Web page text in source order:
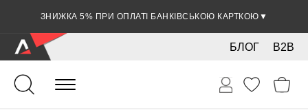
ЗНИЖКА 5% ПРИ ОПЛАТІ БАНКІВСЬКОЮ КАРТКОЮ ▼
B2B
БЛОГ